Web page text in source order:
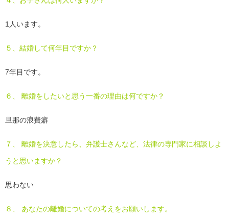
1人います。
５、結婚して何年目ですか？
7年目です。
６、 離婚をしたいと思う一番の理由は何ですか？
旦那の浪費癖
７、 離婚を決意したら、弁護士さんなど、法律の専門家に相談しよ
うと思いますか？
思わない
８、 あなたの離婚についての考えをお願いします。